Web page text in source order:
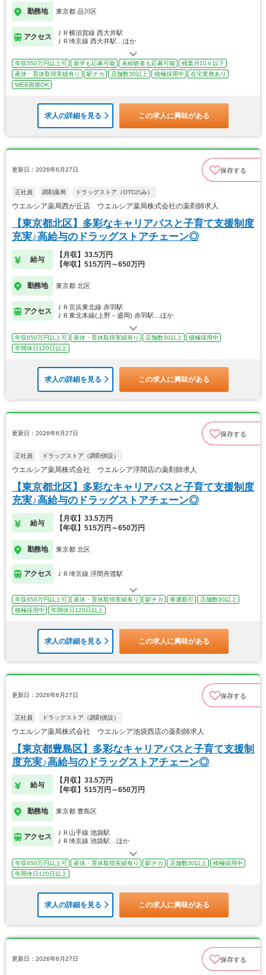
勤務地 東京都 品川区
アクセス
ＪＲ横須賀線 西大井駅
ＪＲ埼京線 西大井駅…ほか
年収550万円以上可 新卒も応募可能 未経験者も応募可能
残業月10ｈ以下
産休・育休取得実績有り
駅チカ 店舗数30以上 積極採用中
在宅業務あり
WEB面接OK
求人の詳細を見る この求人に興味がある
更新日：2026年6月27日 保存する
正社員 調剤薬局 ドラッグストア（OTCのみ）
ウエルシア薬局西が丘店 ウエルシア薬局株式会社の薬剤師求人
【東京都北区】多彩なキャリアパスと子育て支援制度
充実♪高給与のドラッグストアチェーン◎
給与
【月収】33.5万円
【年収】515万円～650万円
勤務地 東京都 北区
アクセス
ＪＲ京浜東北線 赤羽駅
ＪＲ東北本線(上野－盛岡) 赤羽駅…ほか
年収650万円以上可 産休・育休取得実績有り 店舗数30以上
積極採用中
年間休日120日以上
求人の詳細を見る この求人に興味がある
更新日：2026年6月27日 保存する
正社員 ドラッグストア（調剤併設）
ウエルシア薬局株式会社 ウエルシア浮間店の薬剤師求人
【東京都北区】多彩なキャリアパスと子育て支援制度
充実♪高給与のドラッグストアチェーン◎
給与
【月収】33.5万円
【年収】515万円～650万円
勤務地 東京都 北区
アクセス ＪＲ埼京線 浮間舟渡駅
年収650万円以上可 産休・育休取得実績有り 駅チカ 車通勤可
店舗数30以上
積極採用中
年間休日120日以上
求人の詳細を見る この求人に興味がある
更新日：2026年6月27日 保存する
正社員 ドラッグストア（調剤併設）
ウエルシア薬局株式会社 ウエルシア池袋西店の薬剤師求人
【東京都豊島区】多彩なキャリアパスと子育て支援制
度充実♪高給与のドラッグストアチェーン◎
給与
【月収】33.5万円
【年収】515万円～650万円
勤務地 東京都 豊島区
アクセス
ＪＲ山手線 池袋駅
ＪＲ埼京線 池袋駅…ほか
年収650万円以上可 産休・育休取得実績有り 駅チカ 店舗数30以上
積極採用中
年間休日120日以上
求人の詳細を見る この求人に興味がある
更新日：2026年6月27日 保存する